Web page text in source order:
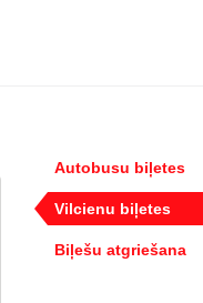
Autobusu biļetes
Vilcienu biļetes
Biļešu atgriešana